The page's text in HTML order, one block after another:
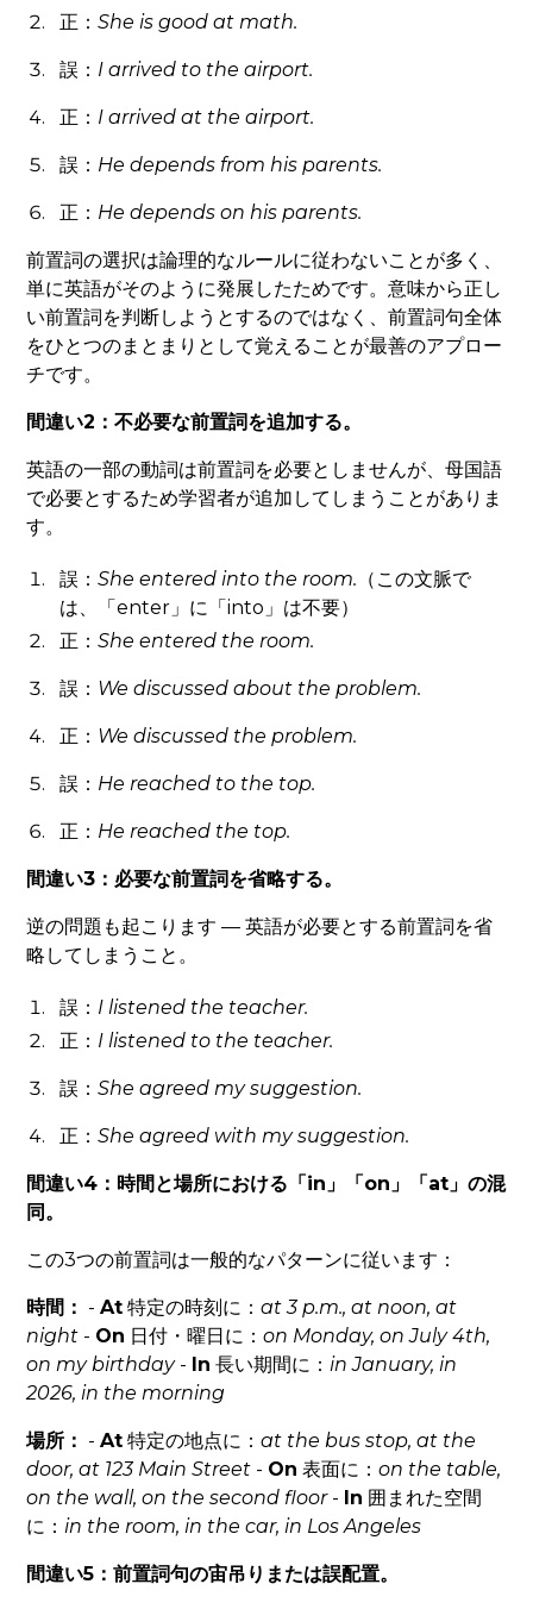
正：She is goodat math.
誤： I arrived to the airport.
正： I arrivedat the airport.
誤： He depends from his parents.
正： He dependson his parents.
前置詞の選択は論理的なルールに従わないことが多く、
単に英語がそのように発展したためです。意味から正し
い前置詞を判断しようとするのではなく、前置詞句全体
をひとつのまとまりとして覚えることが最善のアプロー
チです。
間違い2：不必要な前置詞を追加する。
英語の一部の動詞は前置詞を必要としませんが、母国語
で必要とするため学習者が追加してしまうことがありま
す。
誤：She enteredinto the room. （この文脈で
は、「enter」に「into」は不要）
正：She entered the room.
誤： We discussedabout the problem.
正： We discussed the problem.
誤： He reached to the top.
正： He reached the top.
間違い3：必要な前置詞を省略する。
逆の問題も起こります — 英語が必要とする前置詞を省
略してしまうこと。
誤： I listened the teacher.
正： I listened to the teacher.
誤：She agreed my suggestion.
正：She agreed with my suggestion.
間違い4：時間と場所における「in」「on」「at」の混
同。
この3つの前置詞は一般的なパターンに従います：
時間： -At 特定の時刻に：at 3 p.m., at noon, at
night - On 日付・曜日に：on Monday, on July 4th,
on my birthday- In 長い期間に：in January, in
2026, in the morning
場所： -At 特定の地点に：at the bus stop, at the
door, at 123 Main Street - On 表面に：on the table,
on the wall, on the second floor- In 囲まれた空間
に：in the room, in the car, in Los Angeles
間違い5：前置詞句の宙吊りまたは誤配置。